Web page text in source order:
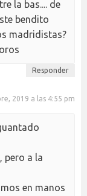
la bas.... de
bendito
madridistas?
Responder
2019 a las 4:55 pm
pero a la
en manos